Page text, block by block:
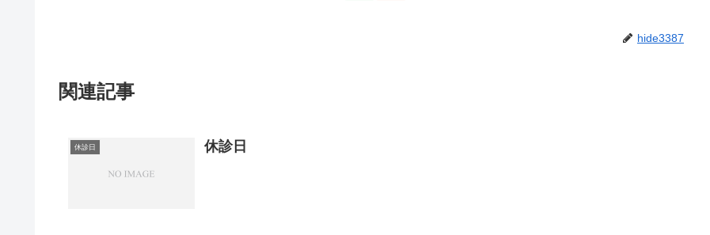
hide3387
関連記事
休診日 休診日